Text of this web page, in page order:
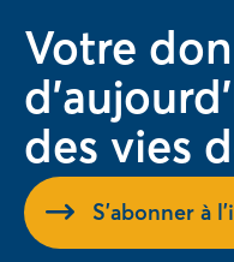
Votre don
des vies
S'abonner à